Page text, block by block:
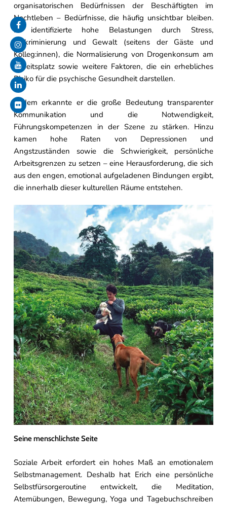
organisatorischen Bedürfnissen der Beschäftigten im
Nachtleben – Bedürfnisse, die häufig unsichtbar bleiben.
Er identifizierte hohe Belastungen durch Stress,
Diskriminierung und Gewalt (seitens der Gäste und
Kolleg:innen), die Normalisierung von Drogenkonsum am
Arbeitsplatz sowie weitere Faktoren, die ein erhebliches
Risiko für die psychische Gesundheit darstellen.
Zudem erkannte er die große Bedeutung transparenter
Kommunikation und die Notwendigkeit,
Führungskompetenzen in der Szene zu stärken. Hinzu
kamen hohe Raten von Depressionen und
Angstzuständen sowie die Schwierigkeit, persönliche
Arbeitsgrenzen zu setzen – eine Herausforderung, die sich
aus den engen, emotional aufgeladenen Bindungen ergibt,
die innerhalb dieser kulturellen Räume entstehen.
Seine menschlichste Seite
Soziale Arbeit erfordert ein hohes Maß an emotionalem
Selbstmanagement. Deshalb hat Erich eine persönliche
Selbstfürsorgeroutine entwickelt, die Meditation,
Atemübungen, Bewegung, Yoga und Tagebuchschreiben